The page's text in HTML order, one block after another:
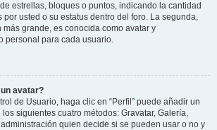
estrellas, bloques o puntos, indicando la cantidad
usted o su estatus dentro del foro. La segunda,
grande, es conocida como avatar y
personal para cada usuario.
avatar?
de Usuario, haga clic en “Perfil” puede añadir un
siguientes cuatro métodos: Gravatar, Galería,
quien decide si se pueden usar o no y